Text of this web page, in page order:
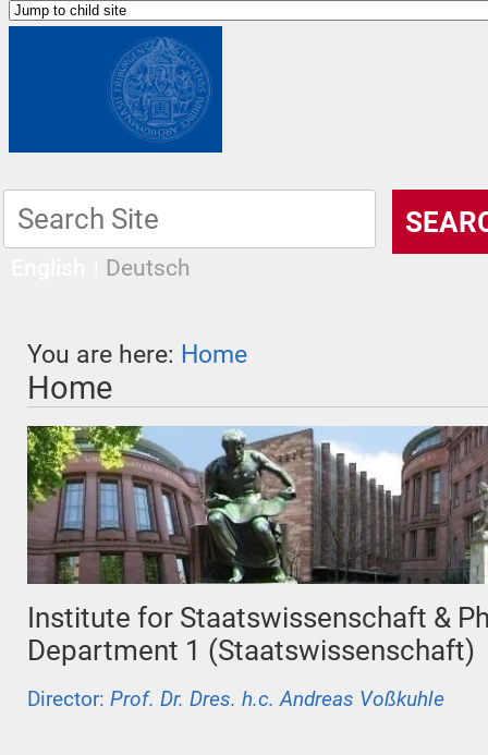
Deutsch
You are here: Home
Home
Institute for Staatswissenschaft &
Department 1 (Staatswissenschaft)
Director: Prof. Dr. Dres. h.c. Andreas Voßkuhle